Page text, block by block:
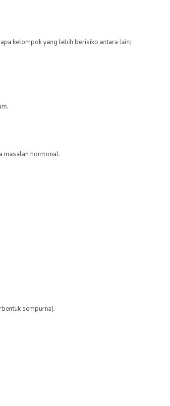
kelompok yang lebih berisiko antara lain:
masalah hormonal.
sempurna).